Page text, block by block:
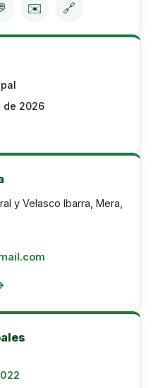
✉️ 🔗
de 2026
y Velasco Ibarra, Mera,